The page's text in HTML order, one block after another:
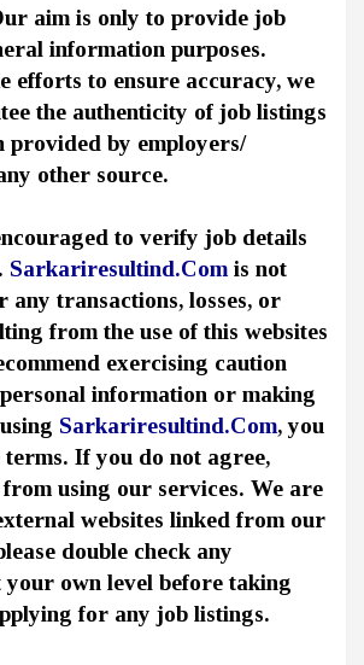
aim is only to provide job
information purposes.
efforts to ensure accuracy, we
the authenticity of job listings
provided by employers/
other source.
to verify job details
Sarkariresultind.Com is not
any transactions, losses, or
from the use of this websites
exercising caution
information or making
Sarkariresultind.Com, you
terms. If you do not agree,
using our services. We are
websites linked from our
double check any
own level before taking
for any job listings.